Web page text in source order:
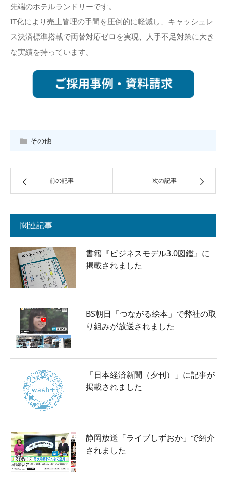
先端のホテルランドリーです。
IT化により売上管理の手間を圧倒的に軽減し、キャッシュレ
ス決済標準搭載で両替対応ゼロを実現、人手不足対策に大き
な実績を持っています。
その他
前の記事 次の記事
関連記事
書籍『ビジネスモデル3.0図鑑』に
掲載されました
BS朝日「つながる絵本」で弊社の取
り組みが放送されました
「日本経済新聞（夕刊）」に記事が
掲載されました
静岡放送「ライブしずおか」で紹介
されました